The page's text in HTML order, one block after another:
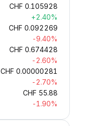
CHF 0.105928
+2.40%
CHF 0.092269
-9.40%
CHF 0.674428
-2.60%
CHF 0.00000281
-2.70%
CHF 55.88
-1.90%